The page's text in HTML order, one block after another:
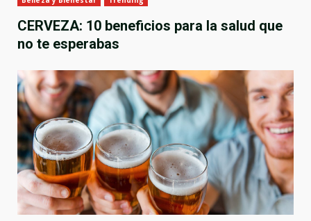
CERVEZA: 10 beneficios para la salud que
no te esperabas